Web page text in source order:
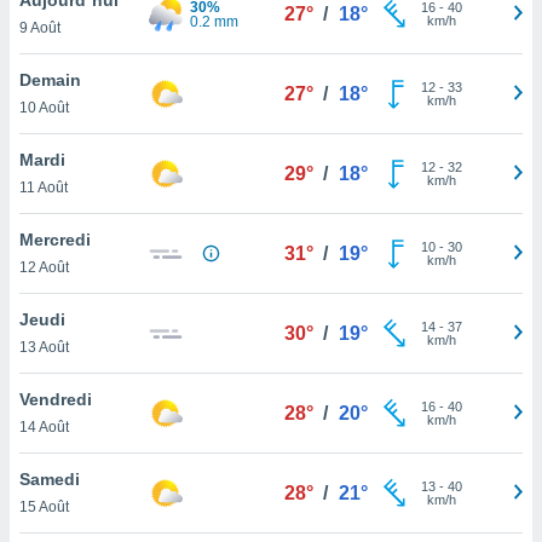
et
»,
au
vous
qu'ils
ou
le
ainsi
un
la
du
9 Août
30%
0.2 mm
27° / 18° 16- 40
km/h
Demain
10 Août
27° / 18° 12- 33
km/h
Mardi
11 Août
29° / 18° 12- 32
km/h
Mercredi
12 Août
31° / 19° 10- 30
km/h
Jeudi
13 Août
30° / 19° 14- 37
km/h
Vendredi
14 Août
28° / 20° 16- 40
km/h
Samedi
15 Août
28° / 21° 13- 40
km/h